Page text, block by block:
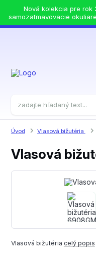
Nová kolekcia pre rok
samozatmavovacie
Úvod Vlasová bižutéria
Vlasová
Vlasová bižutéria celý popis